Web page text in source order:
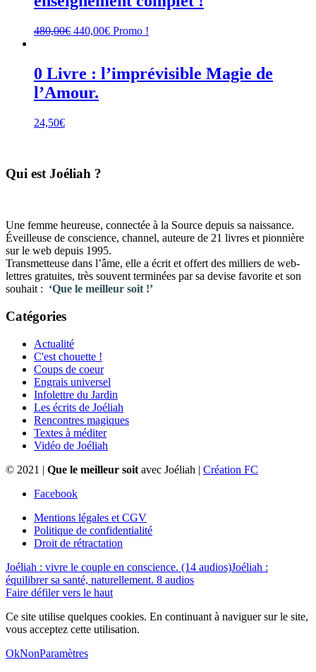
480,00€ Le
480,00€.
440,00€Le
est :
440,00€.
Promo !
0 Livre : l’imprévisible Magie de
l’Amour.
24,50€
​Qui est Joéliah ?
Une femme heureuse, connectée à la Source depuis sa naissance.
Éveilleuse de conscience, channel, auteure de 21 livres et pionnière
sur le web depuis 1995.
Transmetteuse dans l’âme, elle a écrit et offert des milliers de web-
lettres gratuites, très souvent terminées par sa devise favorite et son
souhait : ‘Que le meilleur soit !’
Catégories
Actualité
C'est chouette !
Coups de coeur
Engrais universel
Infolettre du Jardin
Les écrits de Joéliah
Rencontres magiques
Textes à méditer
Vidéo de Joéliah
© 2021 | Que le meilleur soit avec Joéliah | Création FC
Facebook
Mentions légales et CGV
Politique de confidentialité
Droit de rétractation
Joéliah : vivre le couple en conscience. (14 audios)Joéliah :
équilibrer sa santé, naturellement. 8 audios
Faire défiler vers le haut
Ce site utilise quelques cookies. En continuant à naviguer sur le site,
vous acceptez cette utilisation.
OkNonParamètres